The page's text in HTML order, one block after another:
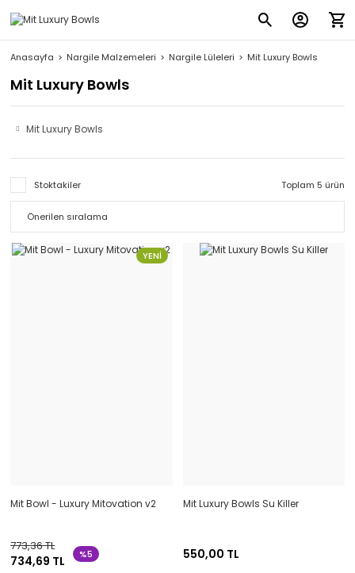
Anasayfa Nargile Malzemeleri Nargile Lüleleri Mit Luxury Bowls
Mit Luxury Bowls
Mit Luxury Bowls
Stoktakiler Toplam 5 ürün
YENİ
Mit Bowl - Luxury Mitovation v2
773,36 TL
734,69 TL %5
Mit Luxury Bowls Su Killer
550,00 TL